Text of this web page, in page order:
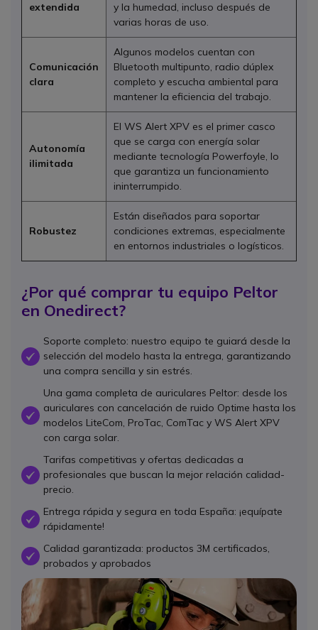
extendida
y la humedad, incluso después de
varias horas de uso.
Comunicación
clara
Algunos modelos cuentan con
Bluetooth multipunto, radio dúplex
completo y escucha ambiental para
mantener la eficiencia del trabajo.
Autonomía
ilimitada
El WS Alert XPV es el primer casco
que se carga con energía solar
mediante tecnología Powerfoyle, lo
que garantiza un funcionamiento
ininterrumpido.
Robustez
Están diseñados para soportar
condiciones extremas, especialmente
en entornos industriales o logísticos.
¿Por qué comprar tu equipo Peltor
en Onedirect?
OK
Soporte completo: nuestro equipo te guiará desde la
selección del modelo hasta la entrega, garantizando
una compra sencilla y sin estrés.
OK
Una gama completa de auriculares Peltor: desde los
auriculares con cancelación de ruido Optime hasta los
modelos LiteCom, ProTac, ComTac y WS Alert XPV
con carga solar.
OK
Tarifas competitivas y ofertas dedicadas a
profesionales que buscan la mejor relación calidad-
precio.
OK
Entrega rápida y segura en toda España: ¡equípate
rápidamente!
OK
Calidad garantizada: productos 3M certificados,
probados y aprobados